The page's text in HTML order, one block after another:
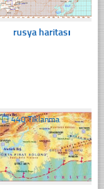
rusya haritası
☐440 Tıklanma